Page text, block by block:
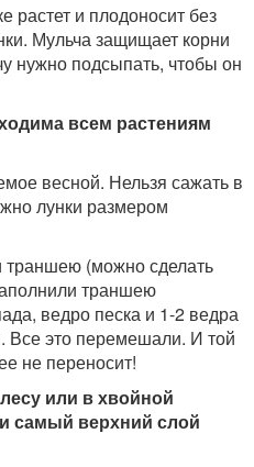
растет и плодоносит без
Мульча защищает корни
нужно подсыпать, чтобы он
всем растениям
весной. Нельзя сажать в
лунки размером
траншею (можно сделать
траншею
ведро песка и 1-2 ведра
Все это перемешали. И той
не переносит!
или в хвойной
самый верхний слой